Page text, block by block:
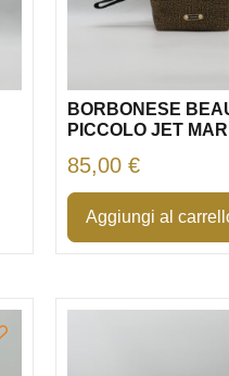
BORBONESE
PICCOLO JET
85,00€
Aggiungi al